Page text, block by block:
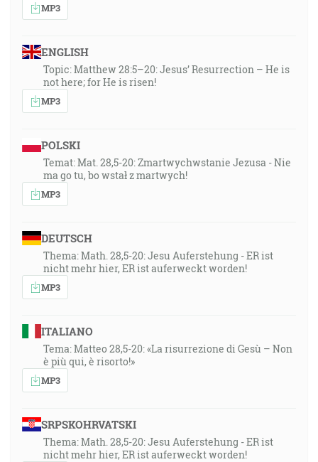
MP3
ENGLISH
Topic: Matthew 28:5–20: Jesus’ Resurrection – He is
not here; for He is risen!
MP3
POLSKI
Temat: Mat. 28,5-20: Zmartwychwstanie Jezusa - Nie
ma go tu, bo wstał z martwych!
MP3
DEUTSCH
Thema: Math. 28,5-20: Jesu Auferstehung - ER ist
nicht mehr hier, ER ist auferweckt worden!
MP3
ITALIANO
Tema: Matteo 28,5-20: «La risurrezione di Gesù – Non
è più qui, è risorto!»
MP3
SRPSKOHRVATSKI
Thema: Math. 28,5-20: Jesu Auferstehung - ER ist
nicht mehr hier, ER ist auferweckt worden!